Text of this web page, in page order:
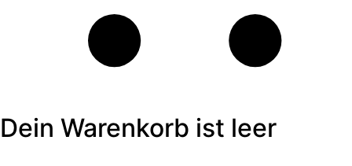
Dein Warenkorb ist leer